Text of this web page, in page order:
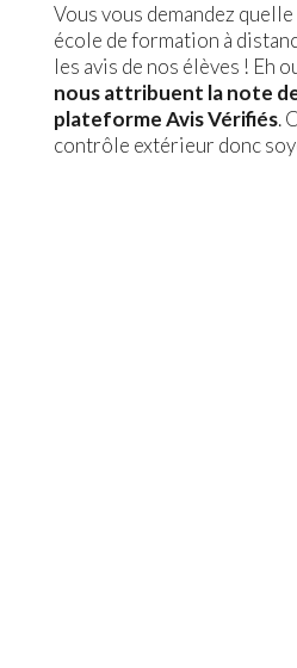
Vous vous demandez
école de formation à
les avis de nos élèves ! Eh
nous attribuent la note
plateforme Avis Vérifiés.
contrôle extérieur donc